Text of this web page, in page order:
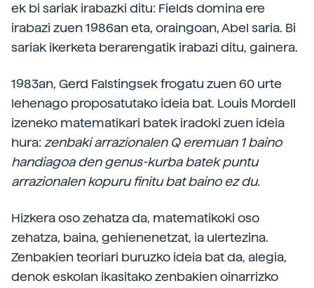
ek bi sariak irabazki ditu: Fields domina ere
irabazi zuen 1986an eta, oraingoan, Abel saria. Bi
sariak ikerketa berarengatik irabazi ditu, gainera.
1983an, Gerd Falstingsek frogatu zuen 60 urte
lehenago proposatutako ideia bat. Louis Mordell
izeneko matematikari batek iradoki zuen ideia
hura: zenbaki arrazionalen Q eremuan 1 baino
handiagoa den genus-kurba batek puntu
arrazionalen kopuru finitu bat baino ez du.
Hizkera oso zehatza da, matematikoki oso
zehatza, baina, gehienenetzat, ia ulertezina.
Zenbakien teoriari buruzko ideia bat da, alegia,
denok eskolan ikasitako zenbakien oinarrizko